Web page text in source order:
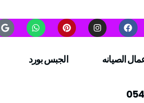
الصيانه الجبس بورد